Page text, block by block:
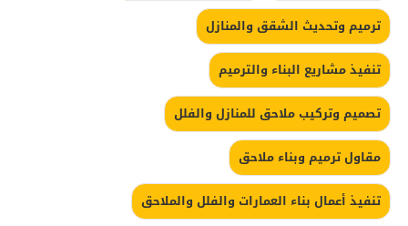
ترميم وتحديث الشقق والمنازل
تنفيذ مشاريع البناء والترميم
تصميم وتركيب ملاحق للمنازل والفلل
مقاول ترميم وبناء ملاحق
تنفيذ أعمال بناء العمارات والفلل والملاحق